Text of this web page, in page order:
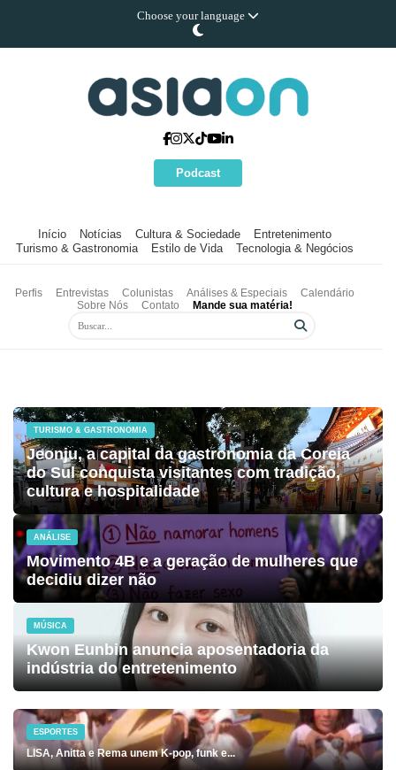
Choose your language
Podcast
Início Notícias Cultura & Sociedade
Entretenimento
Turismo & Gastronomia
Estilo de Vida Tecnologia & Negócios
Perfis Entrevistas Colunistas Análises & Especiais
Calendário
Sobre Nós
Contato Mande sua matéria!
TURISMO & GASTRONOMIA
Jeonju, a capital da gastronomia da Coreia
do Sul conquista visitantes com tradição,
cultura e hospitalidade
ANÁLISE
Movimento 4B e a geração de mulheres que
decidiu dizer não
MÚSICA
Kwon Eunbin anuncia aposentadoria da
indústria do entretenimento
ESPORTES
LISA, Anitta e Rema unem K-pop, funk e...